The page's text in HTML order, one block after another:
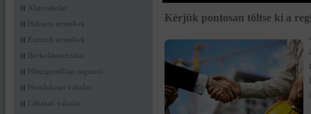
Alapvakolat
Habarcs termékek
Esztrich termékek
Burkolástechnika
Hőszigetelőlap ragasztó
Homlokzati vakolat
Lábazati vakolat
Kérjük pontosan töltse ki a